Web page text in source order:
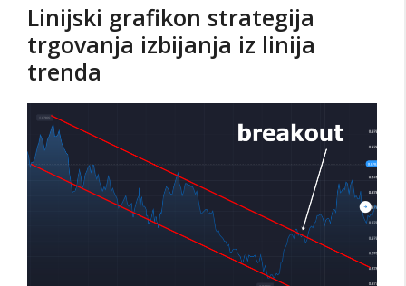
Linijski grafikon strategija
trgovanja izbijanja iz linija
trenda